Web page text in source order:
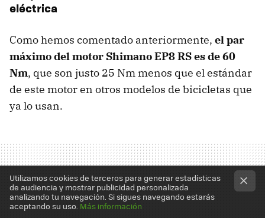
eléctrica
Como hemos comentado anteriormente, el par
máximo del motor Shimano EP8 RS es de 60
Nm, que son justo 25 Nm menos que el estándar
de este motor en otros modelos de bicicletas que
ya lo usan.
Utilizamos cookies de terceros para generar estadísticas
de audiencia y mostrar publicidad personalizada
analizando tu navegación. Si sigues navegando estarás
aceptando su uso. Más información